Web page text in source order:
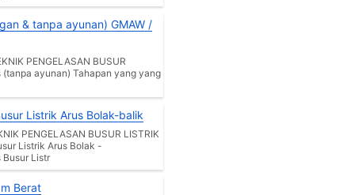
PENGELASAN BUSUR
ayunan) Tahapan yang yang
Listrik Arus Bolak-balik
PENGELASAN BUSUR LISTRIK
Listrik Arus Bolak -
Busur Listr
Berat